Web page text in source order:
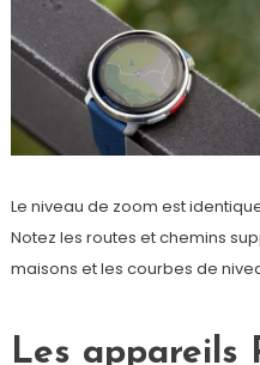
Le niveau de zoom est
Notez les routes et chemins
maisons et les courbes de
Les appareils